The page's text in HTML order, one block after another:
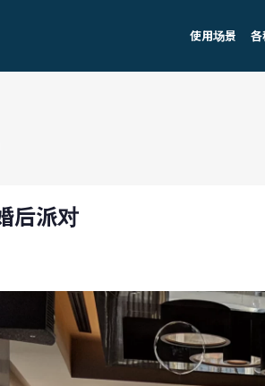
使用场景 各
后派对